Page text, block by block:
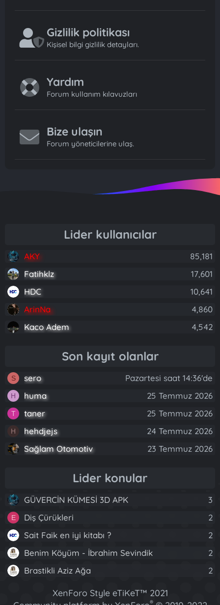
Gizlilik politikası
Kişisel bilgi gizlilik detayları.
Yardım
Forum kullanım kılavuzları
Bize ulaşın
Forum yöneticilerine ulaş.
Lider kullanıcılar
AKY
85,181
Fatihklz
17,601
HDC
10,641
ArinNa
4,860
Kaco Adem
4,542
Son kayıt olanlar
S sero Pazartesi saat 14:36'de
H huma 25 Temmuz 2026
T taner 25 Temmuz 2026
H hehdjejs
24 Temmuz 2026
Sağlam Otomotiv
23 Temmuz 2026
Lider konular
GÜVERCİN KÜMESİ 3D APK 3
E Diş Çürükleri
2
Sait Faik en iyi kitabı ?
2
Benim Köyüm - İbrahim Sevindik
2
Brastikli Aziz Ağa
2
XenForo Style eTiKeT™ 2021
®